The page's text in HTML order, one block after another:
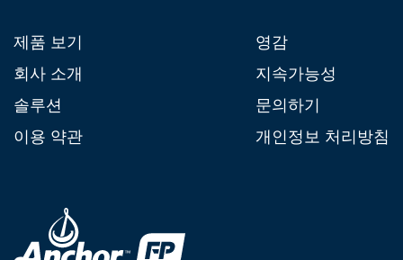
제품 보기
회사 소개
솔루션
이용 약관
영감
지속가능성
문의하기
개인정보 처리방침